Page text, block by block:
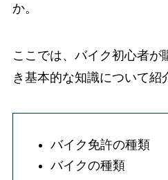
か。
ここでは、バイク初心者が
き基本的な知識について紹
バイク免許の種類
バイクの種類